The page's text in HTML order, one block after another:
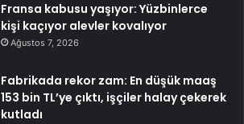
Fransa kabusu yaşıyor: Yüzbinlerce
kişi kaçıyor alevler kovalıyor
Ağustos 7, 2026
Fabrikada rekor zam: En düşük maaş
153 bin TL’ye çıktı, işçiler halay çekerek
kutladı